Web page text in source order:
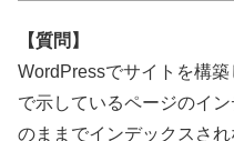
【質問】
WordPressでサイトを構
で示しているページのイ
のままでインデックスされ